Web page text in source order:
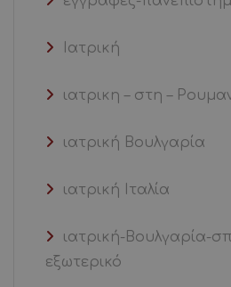
Ιατρική
ιατρικη – στη –
ιατρική Βουλγαρία
ιατρική Ιταλία
ιατρική-Βουλγαρία-
εξωτερικό